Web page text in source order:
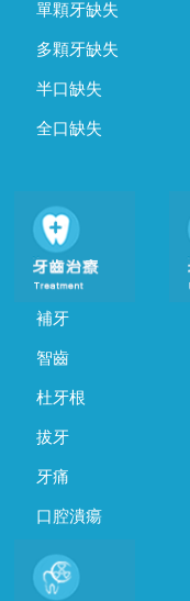
單顆牙缺失
多顆牙缺失
半口缺失
全口缺失
補牙
智齒
杜牙根
拔牙
牙痛
口腔潰瘍